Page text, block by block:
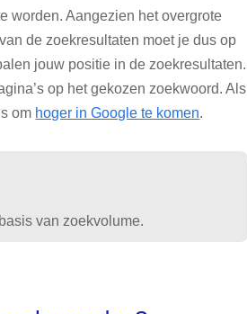
worden. Aangezien het overgrote
de zoekresultaten moet je dus op
jouw positie in de zoekresultaten.
op het gekozen zoekwoord. Als
om hoger in Google te komen.
van zoekvolume.